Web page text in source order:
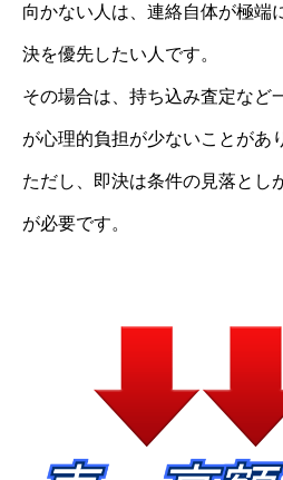
向かない人は、連絡自体が極端
決を優先したい人です。
その場合は、持ち込み査定など
が心理的負担が少ないことがあ
ただし、即決は条件の見落とし
が必要です。